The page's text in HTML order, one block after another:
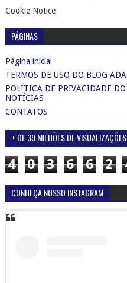
Cookie Notice
PÁGINAS
Página inicial
TERMOS DE USO DO BLOG
POLÍTICA DE PRIVACIDADE
NOTÍCIAS
CONTATOS
+ DE 39 MILHÕES DE VISUALIZAÇÕES
4 0 3 6 6 2
CONHEÇA NOSSO INSTAGRAM